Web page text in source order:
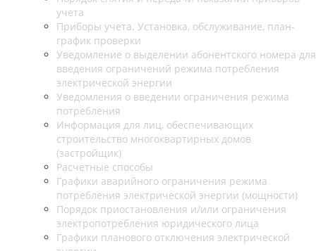
учета
Приборы учета. Установка, обслуживание, план-
график проверки
Уведомление о выделении абонентского номера для
введения ограничений режима потребления
электрической энергии
Уведомления о введении ограничения режима
потребления
Информация для лиц, обеспечивающих
строительство многоквартирных домов
(застройщик)
Расчетные способы
Графики аварийного ограничения режима
потребления электрической энергии (мощности)
Порядок приостановления и/или ограничения
электропотребления юридического лица
Графики планового отключения электрической